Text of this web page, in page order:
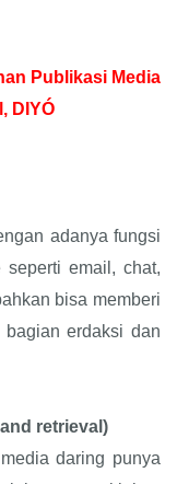
Publikasi Media
DIYÓ
adanya fungsi
email, chat,
bisa memberi
erdaksi dan
retrieval)
daring punya